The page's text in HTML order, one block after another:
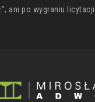
ani po wygraniu licytacji.